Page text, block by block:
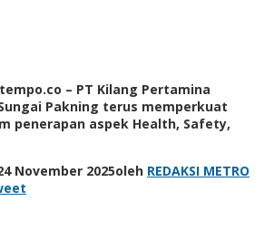
– PT Kilang Pertamina
Pakning terus memperkuat
penerapan aspek Health, Safety,
November 2025oleh REDAKSI METRO